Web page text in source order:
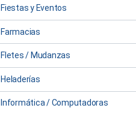
Fiestas y Eventos
Farmacias
Fletes / Mudanzas
Heladerías
Informática / Computadoras